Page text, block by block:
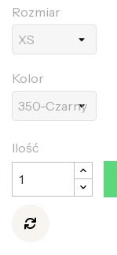
Rozmiar
Kolor
Ilość